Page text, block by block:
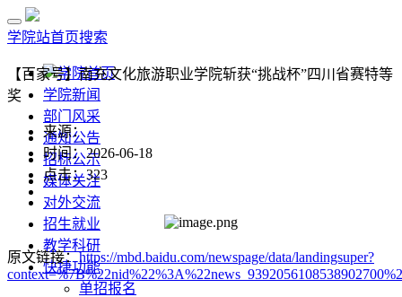
学院站首页搜索
学院首页
学院新闻
部门风采
通知公告
招标公示
媒体关注
对外交流
招生就业
教学科研
快捷功能
单招报名
【百家号】南充文化旅游职业学院斩获“挑战杯”四川省赛特等
奖
来源：
时间：2026-06-18
点击：323
原文链接：https://mbd.baidu.com/newspage/data/landingsuper?